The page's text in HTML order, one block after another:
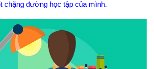
chặng đường học tập của mình.